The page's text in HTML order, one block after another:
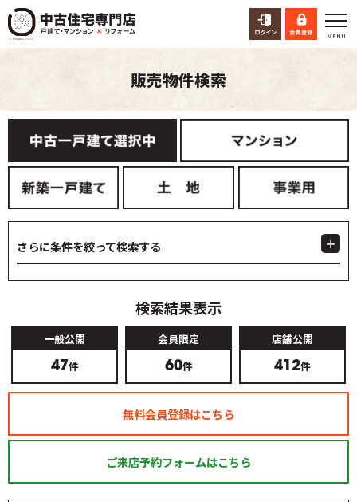
販売物件検索
さらに条件を絞って検索する
検索結果表示
一般公開
47件
会員限定
60件
店舗公開
412件
無料会員登録はこちら
ご来店予約フォームはこちら